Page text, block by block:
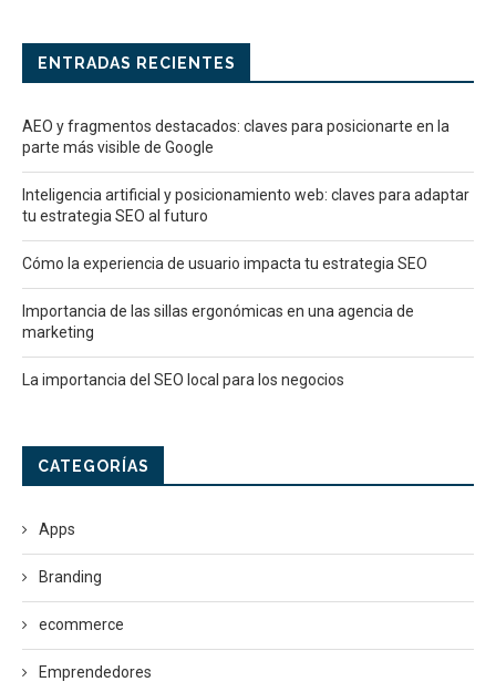
ENTRADAS RECIENTES
AEO y fragmentos destacados: claves para posicionarte en la
parte más visible de Google
Inteligencia artificial y posicionamiento web: claves para adaptar
tu estrategia SEO al futuro
Cómo la experiencia de usuario impacta tu estrategia SEO
Importancia de las sillas ergonómicas en una agencia de
marketing
La importancia del SEO local para los negocios
CATEGORÍAS
Apps
Branding
ecommerce
Emprendedores